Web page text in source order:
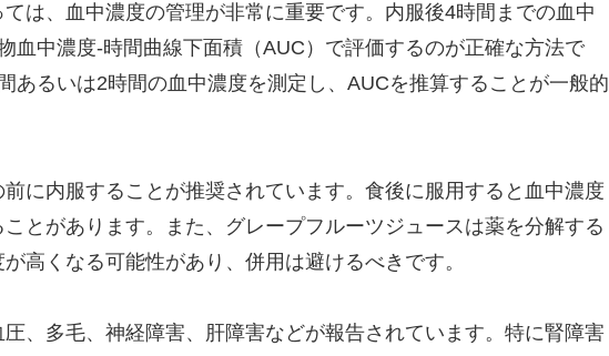
は、血中濃度の管理が非常に重要です。内服後4時間までの血中
血中濃度-時間曲線下面積（AUC）で評価するのが正確な方法で
あるいは2時間の血中濃度を測定し、AUCを推算することが一般的
に内服することが推奨されています。食後に服用すると血中濃度
とがあります。また、グレープフルーツジュースは薬を分解する
高くなる可能性があり、併用は避けるべきです。
、多毛、神経障害、肝障害などが報告されています。特に腎障害